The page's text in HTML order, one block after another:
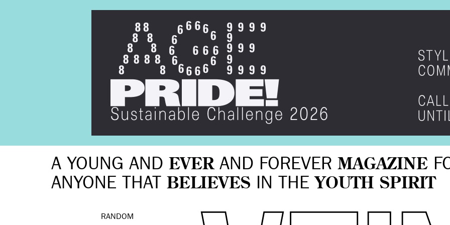
A YOUNG AND EVERAND FOREVER MAGAZINE
ANYONE THAT BELIEVES IN THE YOUTH SPIRIT
RANDOM